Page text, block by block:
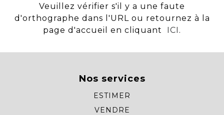
Veuillez vérifier s'il y a une faute
d'orthographe dans l'URL ou retournez à la
page d'accueil en cliquant
ICI .
Nos services
ESTIMER
VENDRE